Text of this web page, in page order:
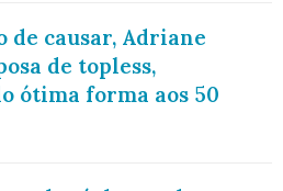
de causar, Adriane
de topless,
ótima forma aos 50